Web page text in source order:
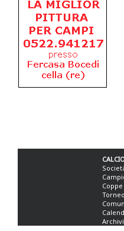
Coppe